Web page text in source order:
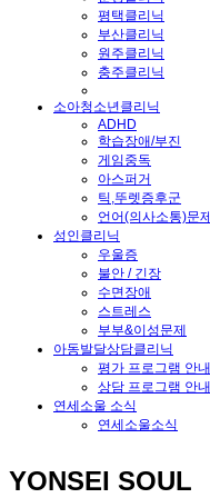
평택클리닉
부산클리닉
원주클리닉
충주클리닉
소아청소년클리닉
ADHD
학습장애/부진
게임중독
아스퍼거
틱,뚜렛증후군
언어(의사소통)문제
성인클리닉
우울증
불안 / 긴장
수면장애
스트레스
부부&이성문제
아동발달상담클리닉
평가 프로그램 안내
상담 프로그램 안내
연세소울 소식
연세소울소식
YONSEI SOUL